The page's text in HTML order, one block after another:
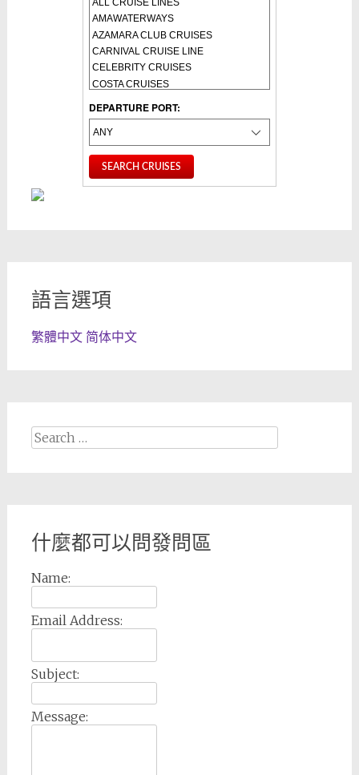
DEPARTURE PORT:
語言選項
繁體中文 简体中文
Search
for:
什麼都可以問發問區
Name:
Email Address:
Subject:
Message: